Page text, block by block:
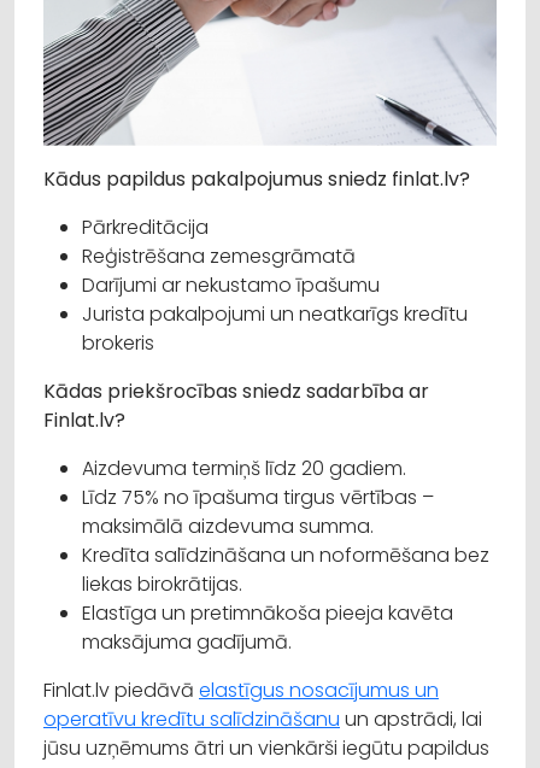
Kādus papildus pakalpojumus sniedz finlat.lv?
Pārkreditācija
Reģistrēšana zemesgrāmatā
Darījumi ar nekustamo īpašumu
Jurista pakalpojumi un neatkarīgs kredītu
brokeris
Kādas priekšrocības sniedz sadarbība ar
Finlat.lv?
Aizdevuma termiņš līdz 20 gadiem.
Līdz 75% no īpašuma tirgus vērtības –
maksimālā aizdevuma summa.
Kredīta salīdzināšana un noformēšana bez
liekas birokrātijas.
Elastīga un pretimnākoša pieeja kavēta
maksājuma gadījumā.
Finlat.lv piedāvā elastīgus nosacījumus un
operatīvu kredītu salīdzināšanu un apstrādi, lai
jūsu uzņēmums ātri un vienkārši iegūtu papildus